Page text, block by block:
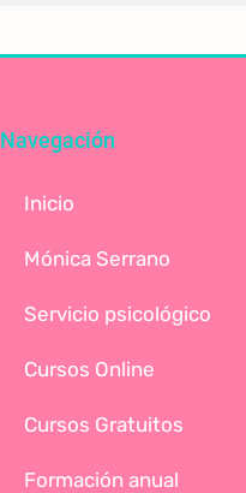
Navegación
Inicio
Mónica Serrano
Servicio psicológico
Cursos Online
Cursos Gratuitos
Formación anual